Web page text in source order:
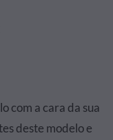
com a cara da sua
deste modelo e